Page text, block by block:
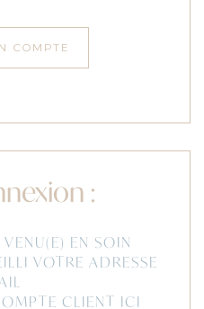
COMPTE
:
EN SOIN
VOTRE ADRESSE
CLIENT ICI